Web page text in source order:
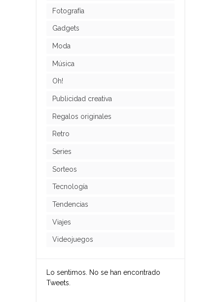
Fotografía
Gadgets
Moda
Música
Oh!
Publicidad creativa
Regalos originales
Retro
Series
Sorteos
Tecnología
Tendencias
Viajes
Videojuegos
Lo sentimos. No se han encontrado
Tweets.